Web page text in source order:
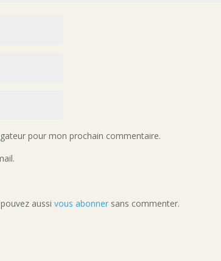
pour mon prochain commentaire.
aussivous abonner sans commenter.